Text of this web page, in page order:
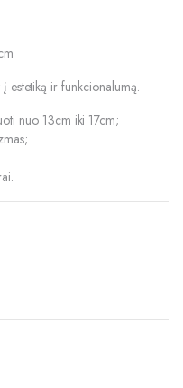
estetiką ir funkcionalumą.
nuo 13cm iki 17cm;